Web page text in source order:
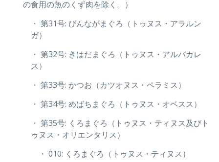
の食用の魚のくず肉を除く。）
・ 第31号: びんながまぐろ（トゥヌス・アラルン
ガ）
・ 第32号: きはだまぐろ（トゥヌス・アルバカレ
ス）
・ 第33号: かつお（カツオヌス・ペラミス）
・ 第34号: めばちまぐろ（トゥヌス・オベスス）
・ 第35号: くろまぐろ（トゥヌス・ティヌス及びト
ゥヌス・オリエンタリス）
・ 010: くろまぐろ（トゥヌス・ティヌス）